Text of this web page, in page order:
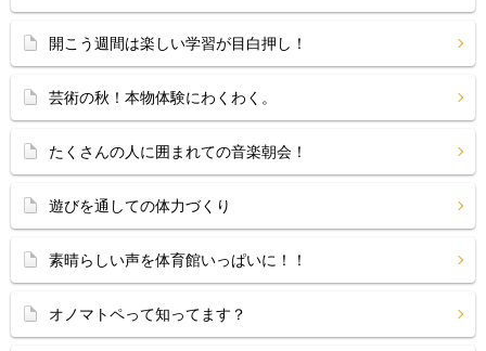
開こう週間は楽しい学習が目白押し！
芸術の秋！本物体験にわくわく。
たくさんの人に囲まれての音楽朝会！
遊びを通しての体力づくり
素晴らしい声を体育館いっぱいに！！
オノマトペって知ってます？